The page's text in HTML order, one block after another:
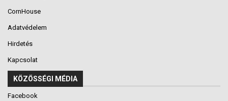
CornHouse
Adatvédelem
Hirdetés
Kapcsolat
KÖZÖSSÉGI MÉDIA
Facebook